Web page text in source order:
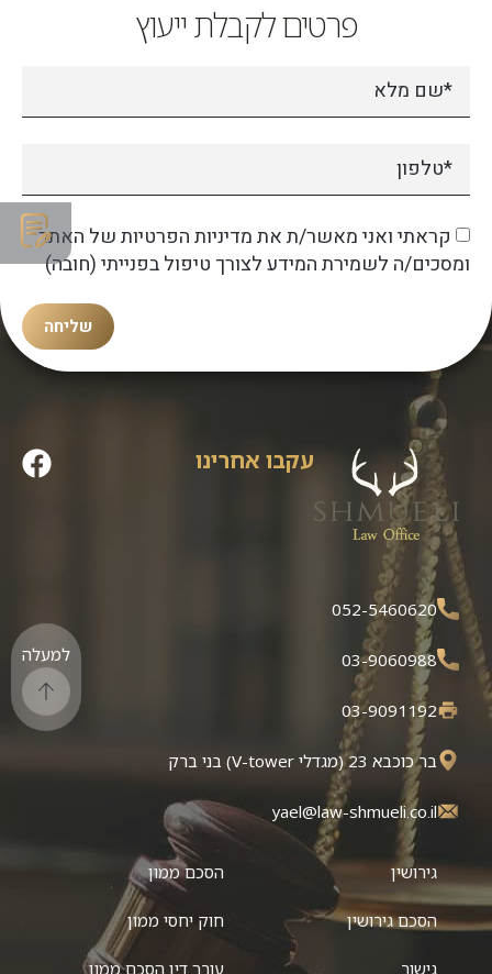
פרטים לקבלת ייעוץ
קראתי ואני מאשר/ת את מדיניות הפרטיות של האתר,
ומסכים/ה לשמירת המידע לצורך טיפול בפנייתי (חובה)
שליחה
עקבו אחרינו
052-5460620
03-9060988
03-9091192
בר כוכבא 23 (מגדלי V-tower) בני ברק
yael@law-shmueli.co.il
גירושין
הסכם גירושין
גישור
הסכם ממון
חוק יחסי ממון
עורך דין הסכם ממון
למעלה